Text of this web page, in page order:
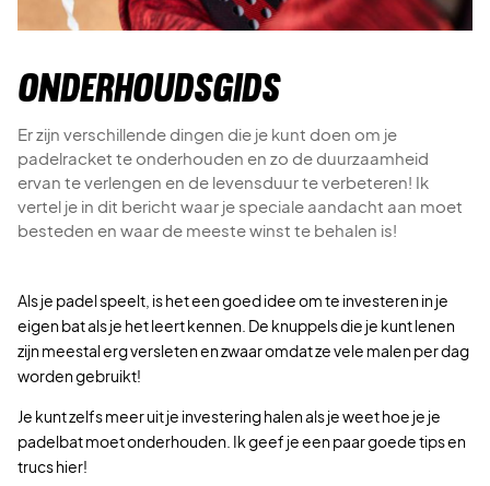
Onderhoudsgids
Er zijn verschillende dingen die je kunt doen om je
padelracket te onderhouden en zo de duurzaamheid
ervan te verlengen en de levensduur te verbeteren! Ik
vertel je in dit bericht waar je speciale aandacht aan moet
besteden en waar de meeste winst te behalen is!
Als je padel speelt, is het een goed idee om te investeren in je
eigen bat als je het leert kennen. De knuppels die je kunt lenen
zijn meestal erg versleten en zwaar omdat ze vele malen per dag
worden gebruikt!
Je kunt zelfs meer uit je investering halen als je weet hoe je je
padelbat moet onderhouden. Ik geef je een paar goede tips en
trucs hier!